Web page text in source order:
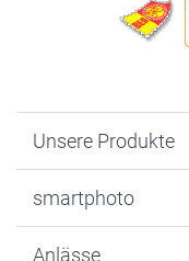
Unsere Produkte
Fotogeschenke
smartphoto
Anlässe